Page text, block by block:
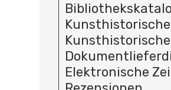
Elektronische